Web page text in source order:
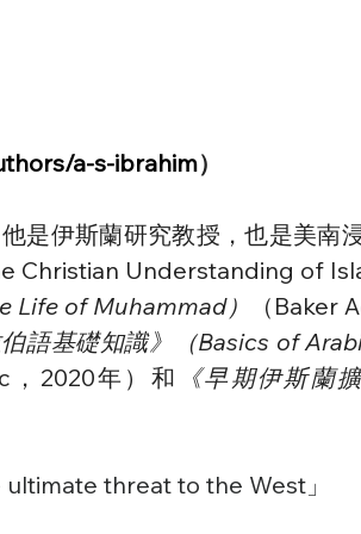
a-s-ibrahim）
是伊斯蘭研究教授，也是美
Understanding of
Life of Muhammad） （Baker
伯語基礎知識》（Basics of
，2020年）和
《早期伊斯蘭
threat to the West」